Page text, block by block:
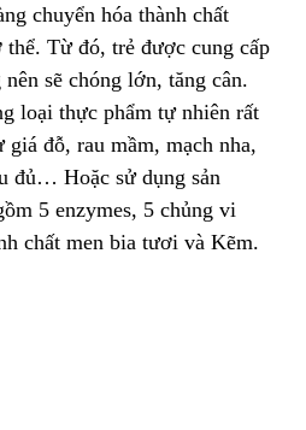
chuyển hóa thành chất
Từ đó, trẻ được cung cấp
sẽ chóng lớn, tăng cân.
loại thực phẩm tự nhiên rất
đỗ, rau mầm, mạch nha,
đủ… Hoặc sử dụng sản
5 enzymes, 5 chủng vi
chất men bia tươi và Kẽm.